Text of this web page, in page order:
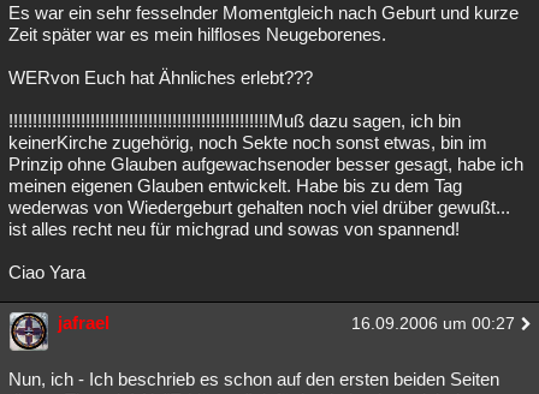
Es war ein sehr fesselnder Momentgleich nach Geburt und kurze
Zeit später war es mein hilfloses Neugeborenes.
WERvon Euch hat Ähnliches erlebt???
!!!!!!!!!!!!!!!!!!!!!!!!!!!!!!!!!!!!!!!!!!!!!!!!!!!!!!Muß dazu sagen, ich bin
keinerKirche zugehörig, noch Sekte noch sonst etwas, bin im
Prinzip ohne Glauben aufgewachsenoder besser gesagt, habe ich
meinen eigenen Glauben entwickelt. Habe bis zu dem Tag
wederwas von Wiedergeburt gehalten noch viel drüber gewußt...
ist alles recht neu für michgrad und sowas von spannend!
Ciao Yara
jafrael 16.09.2006 um 00:27
Nun, ich - Ich beschrieb es schon auf den ersten beiden Seiten